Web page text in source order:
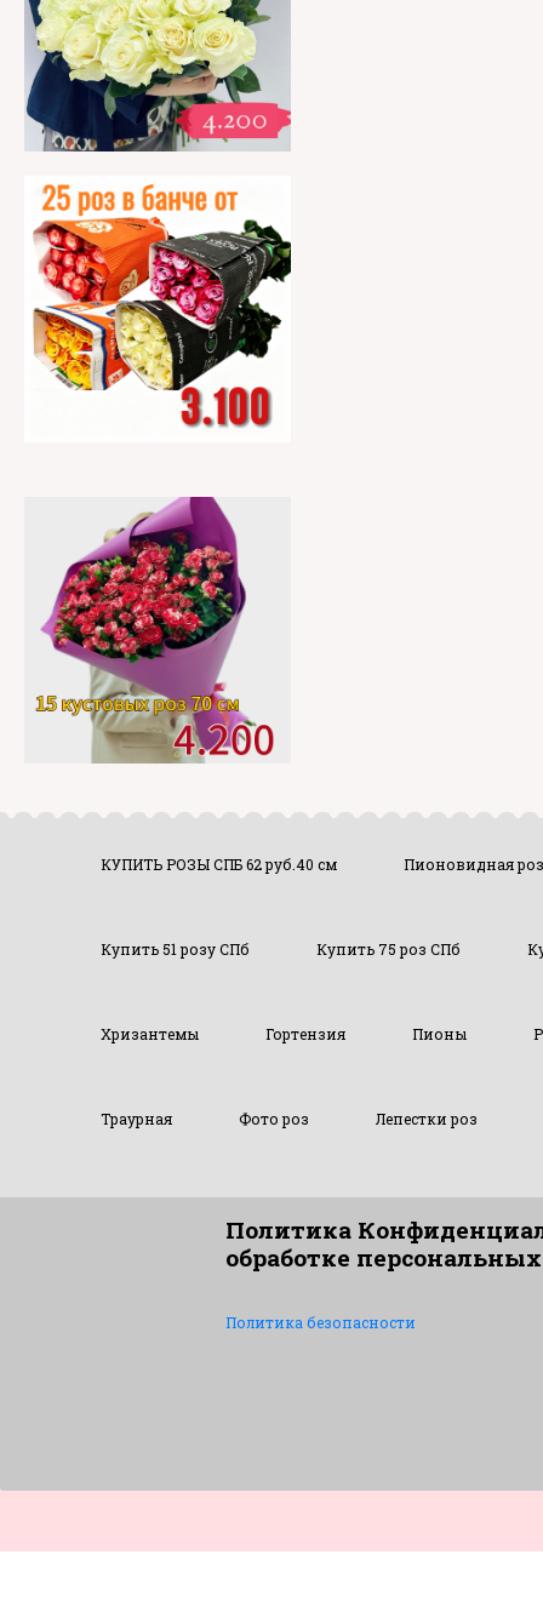
КУПИТЬ РОЗЫ СПБ 62 руб.40 см Пионовидная
Купить 51 розу СПб Купить 75 роз СПб
Хризантемы Гортензия Пионы
Траурная Фото роз Лепестки роз
Политика
обработке
Политика безопасности